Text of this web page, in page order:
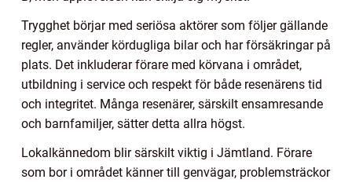
Trygghet börjar med seriösa aktörer som följer gällande
regler, använder kördugliga bilar och har försäkringar på
plats. Det inkluderar förare med körvana i området,
utbildning i service och respekt för både resenärens tid
och integritet. Många resenärer, särskilt ensamresande
och barnfamiljer, sätter detta allra högst.
Lokalkännedom blir särskilt viktig i Jämtland. Förare
som bor i området känner till genvägar, problemsträckor